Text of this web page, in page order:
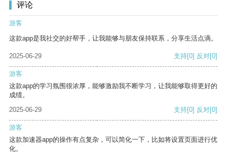
评论
游客
这款app是我社交的好帮手，让我能够与朋友保持联系，分享生活点滴。
2025-06-29 支持[0] 反对[0]
游客
这款app的学习氛围很浓厚，能够激励我不断学习，让我能够取得更好的
成绩。
2025-06-29
支持[0] 反对[0]
游客
这款加速器app的操作有点复杂，可以简化一下，比如将设置页面进行优
化。